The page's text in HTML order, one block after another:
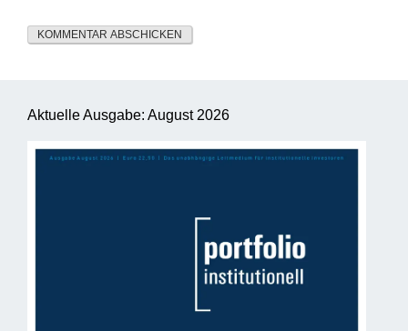
Aktuelle Ausgabe: August 2026